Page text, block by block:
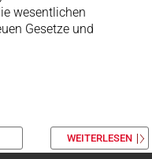
wesentlichen
Gesetze und
WEITERLESEN